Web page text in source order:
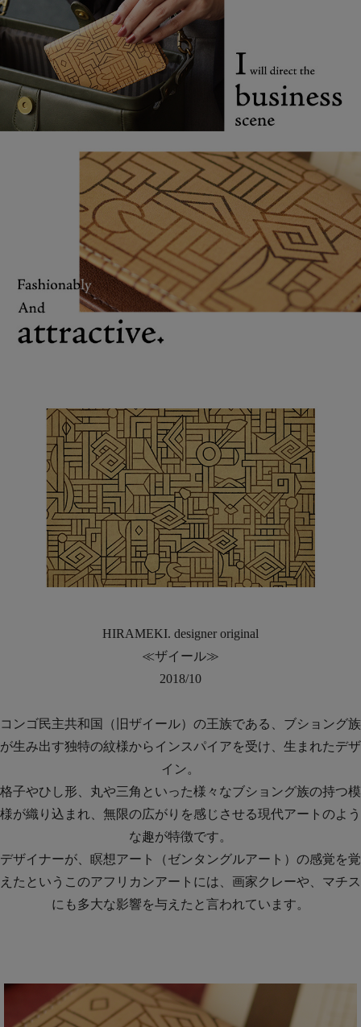
HIRAMEKI. designer original
≪ザイール≫
2018/10
コンゴ民主共和国（旧ザイール）の王族である、ブショング族
が生み出す独特の紋様からインスパイアを受け、生まれたデザ
イン。
格子やひし形、丸や三角といった様々なブショング族の持つ模
様が織り込まれ、無限の広がりを感じさせる現代アートのよう
な趣が特徴です。
デザイナーが、瞑想アート（ゼンタングルアート）の感覚を覚
えたというこのアフリカンアートには、画家クレーや、マチス
にも多大な影響を与えたと言われています。